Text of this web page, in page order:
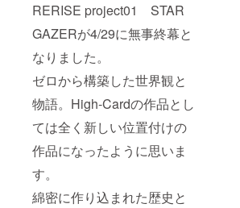
RERISE project01 STAR
GAZERが4/29に無事終幕と
なりました。
ゼロから構築した世界観と
物語。High-Cardの作品とし
ては全く新しい位置付けの
作品になったように思いま
す。
綿密に作り込まれた歴史と